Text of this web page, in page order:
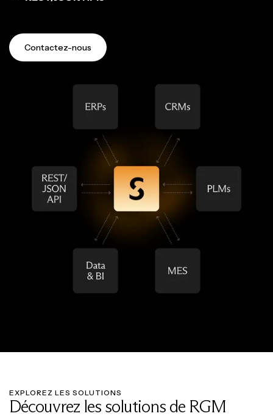
Contactez-nous
EXPLOREZ LES SOLUTIONS
Découvrez les solutions de RGM